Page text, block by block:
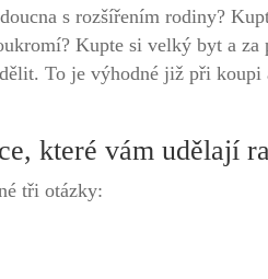
s rozšířením rodiny?
Kupte si velký byt a za
To je výhodné již při
které vám udělají
tři otázky: